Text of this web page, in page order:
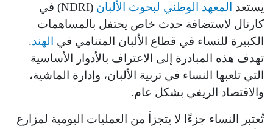
يستعد المعهد الوطني لبحوث الألبان
(NDRI) في
كارنال لاستضافة حدث خاص يحتفل بالمساهمات
الكبيرة للنساء في قطاع الألبان المتنامي في
الهند.
تهدف هذه المبادرة إلى الاعتراف بالأدوار الأساسية
التي تلعبها النساء في تربية الألبان، وإدارة الماشية،
والاقتصاد الريفي بشكل عام.
تُعتبر النساء جزءًا لا يتجزأ من العمليات اليومية لمزارع